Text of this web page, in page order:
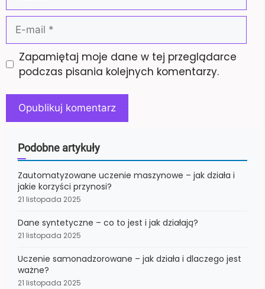
mail
Zapamiętaj moje dane w tej przeglądarce
podczas pisania kolejnych komentarzy.
Podobne artykuły
Zautomatyzowane uczenie maszynowe – jak działa i
jakie korzyści przynosi?
21 listopada 2025
Dane syntetyczne – co to jest i jak działają?
21 listopada 2025
Uczenie samonadzorowane – jak działa i dlaczego jest
ważne?
21 listopada 2025